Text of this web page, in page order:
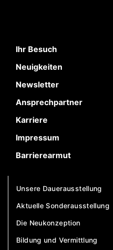
Ihr Besuch
Neuigkeiten
Newsletter
Ansprechpartner
Karriere
Impressum
Barrierearmut
Unsere Dauerausstellung
Aktuelle Sonderausstellung
Die Neukonzeption
Bildung und Vermittlung